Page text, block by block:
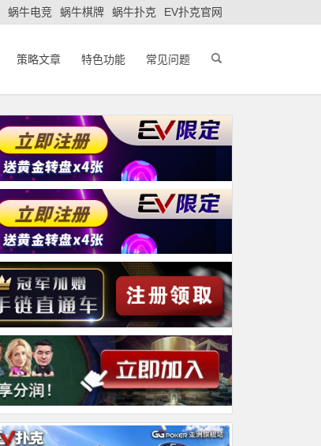
蜗牛电竞 蜗牛棋牌 蜗牛扑克 EV扑克官网
策略文章 特色功能 常见问题